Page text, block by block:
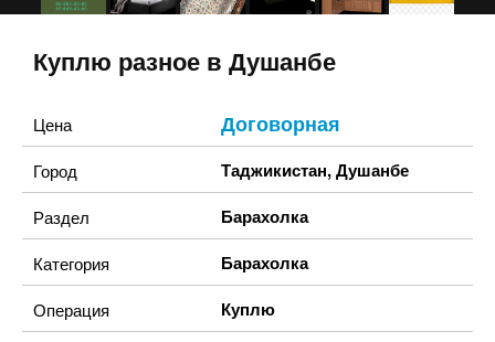
Куплю разное в Душанбе
Цена Договорная
Город Таджикистан,Душанбе
Раздел Барахолка
Категория Барахолка
Операция Куплю